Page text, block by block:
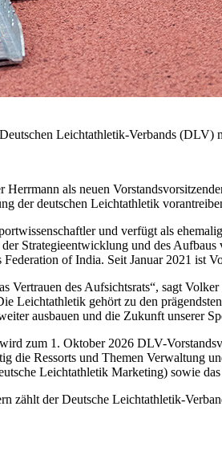
Leichtathletik-Verbands (DLV)
Herrmann als neuen
der deutschen Leichtathletik
und verfügt als
Strategieentwicklung und des
Federation of India. Seit Januar 2021 ist
Vertrauen des Aufsichtsrats“, sagt
Leichtathletik gehört zu den
ausbauen und die Zukunft unserer
zum 1. Oktober 2026 DLV-
die Ressorts und Themen Verwaltung
Leichtathletik Marketing) sowie
zählt der Deutsche Leichtathletik-